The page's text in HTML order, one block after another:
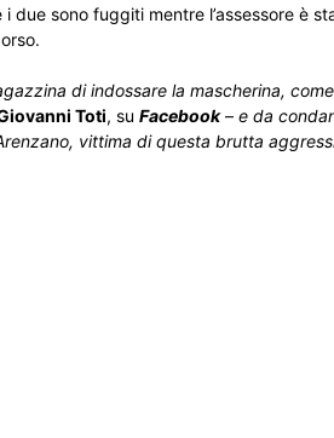
due sono fuggiti mentre l’assessore è
di indossare la mascherina,
Toti, su Facebook – e da
vittima di questa brutta